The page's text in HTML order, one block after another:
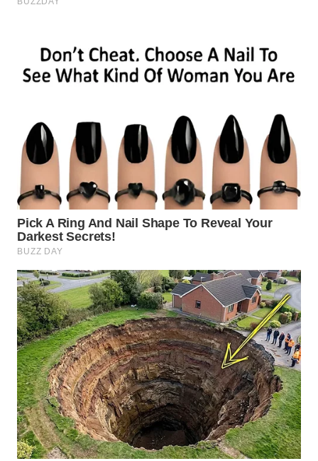
WN
WN
MAJALENGKA
WN
SUBANG
WN
SUKABUMI
WN
PURWAKARTA
WN
PRIANGAN
TIMUR
WN
SEMARANG